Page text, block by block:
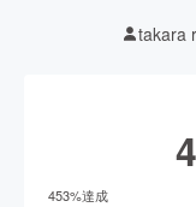
takara
453%達成